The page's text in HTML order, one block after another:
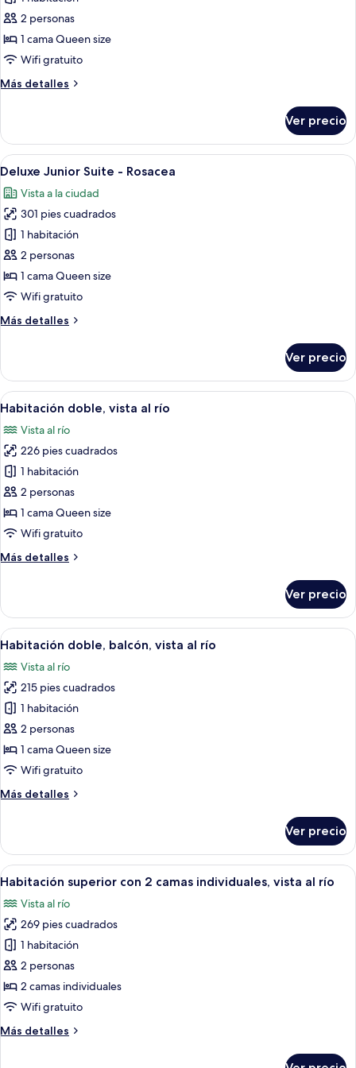
de
Double
Room,
View
2 personas
1 cama Queen size
Wifi gratuito
Más detalles
Más
Room,
Station
View
Ver precio
Abrir
todas
las
fotos
de
Deluxe
Junior
Suite
Rosacea
Una habitación de hotel moderna
11
Deluxe Junior Suite - Rosacea
Vista a la ciudad
301 pies cuadrados
1 habitación
2 personas
1 cama Queen size
Wifi gratuito
Más detalles
Más
Junior
Suite
-
Ver precio
Abrir
todas
las
fotos
de
Habitación
doble,
vista
río
Una habitación de hotel moderna
7
Habitación doble, vista al río
Vista al río
226 pies cuadrados
1 habitación
2 personas
1 cama Queen size
Wifi gratuito
Más detalles
Más
doble,
vista
al
Ver precio
Abrir
todas
las
fotos
de
Habitación
doble,
balcón,
al
Habitación de hotel con una cama
6
Habitación doble, balcón, vista al río
Vista al río
215 pies cuadrados
1 habitación
2 personas
1 cama Queen size
Wifi gratuito
Más detalles
Más
doble,
balcón,
vista
río
Ver precio
Abrir
todas
las
fotos
de
Habitación
superior
con
camas
Una habitación de hotel con cama,
14
Habitación superior con 2 camas individuales, vista al río
Vista al río
269 pies cuadrados
1 habitación
2 personas
2 camas individuales
Wifi gratuito
Más detalles
Más